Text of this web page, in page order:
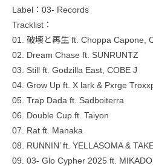
Label：03- Records
Tracklist：
01. 破壊と再生 ft. Choppa Capone,
02. Dream Chase ft. SUNRUNTZ
03. Still ft. Godzilla East, COBE J
04. Grow Up ft. X lark & Pxrge
05. Trap Dada ft. Sadboiterra
06. Double Cup ft. Taiyon
07. Rat ft. Manaka
08. RUNNIN’ ft. YELLASOMA &
09. 03- Glo Cypher 2025 ft.